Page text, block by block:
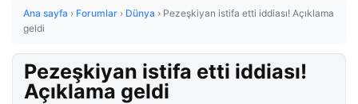
Ana sayfa › Forumlar › Dünya › Pezeşkiyan istifa etti iddiası! Açıklama
geldi
Pezeşkiyan istifa etti iddiası!
Açıklama geldi